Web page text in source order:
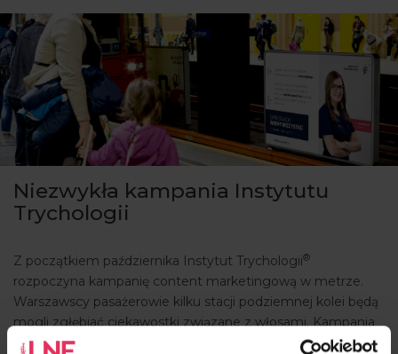
KONGRES I TARGI
Skin Master w Warszawie
49. edycja w Krakowie
VIDEO
PODCAST
MAGAZYN
O NAS
ARTYKUŁY
WYDARZENIA
Niezwykła kampania Instytutu
Trychologii
Z początkiem października Instytut Trychologii®
rozpoczyna kampanię content marketingową w metrze.
Warszawscy pasażerowie kilku stacji podziemnej kolei będą
mogli zgłębiać ciekawostki związane z włosami. Kampania
ma na celu uczyć i uświadamiać o niezwykłości ludzkiego